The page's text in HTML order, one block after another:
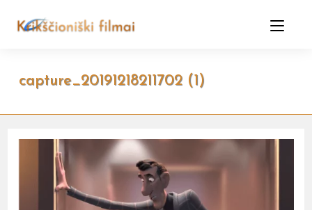
capture_20191218211702 (1)